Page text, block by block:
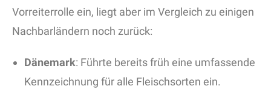
Vorreiterrolle ein, liegt aber im Vergleich zu einigen
Nachbarländern noch zurück:
Dänemark: Führte bereits früh eine umfassende
Kennzeichnung für alle Fleischsorten ein.